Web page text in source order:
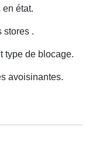
en état.
stores .
type de blocage.
avoisinantes.